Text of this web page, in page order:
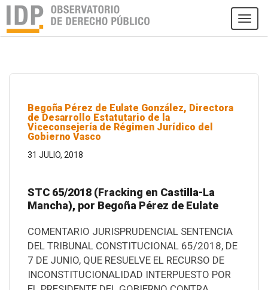
Begoña Pérez de Eulate González, Directora
de Desarrollo Estatutario de la
Viceconsejería de Régimen Jurídico del
Gobierno Vasco
31 JULIO, 2018
STC 65/2018 (Fracking en Castilla-La
Mancha), por Begoña Pérez de Eulate
COMENTARIO JURISPRUDENCIAL SENTENCIA
DEL TRIBUNAL CONSTITUCIONAL 65/2018, DE
7 DE JUNIO, QUE RESUELVE EL RECURSO DE
INCONSTITUCIONALIDAD INTERPUESTO POR